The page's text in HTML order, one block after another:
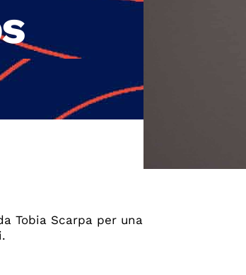
Tobia Scarpa per una